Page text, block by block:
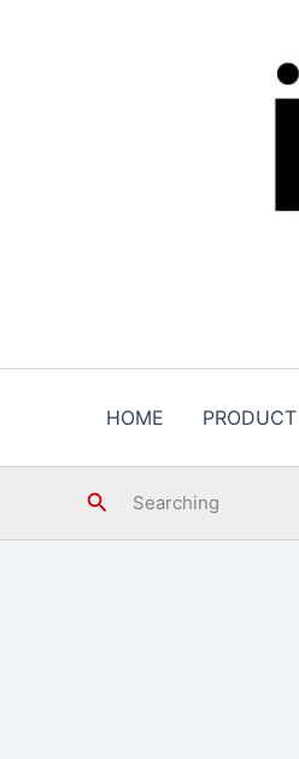
HOME PRODUCT
SearchSearching